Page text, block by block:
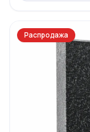
Распродажа